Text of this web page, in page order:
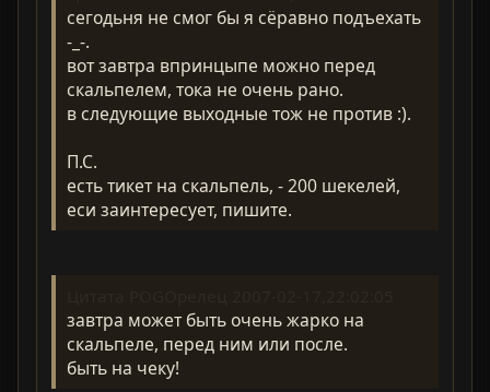
сегодьня не cмог бы я сёравно подъехать
-_-.
вот завтра впринцыпе можно перед
скальпелем, тока не очень рано.
в следующие выходные тож не против :).
П.С.
есть тикет на скальпель, - 200 шекелей,
еси заинтересует, пишите.
завтра может быть очень жарко на
скальпеле, перед ним или после.
быть на чеку!